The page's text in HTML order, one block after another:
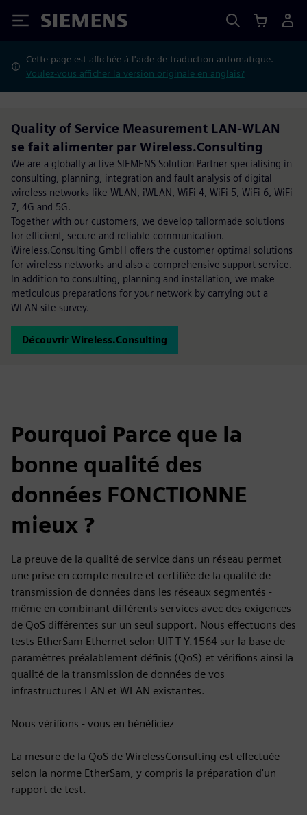
Siemens
Cette page est affichée à l'aide de traduction automatique.
Voulez-vous afficher la version originale en anglais?
Quality of Service Measurement LAN-WLAN
se fait alimenter par Wireless.Consulting
We are a globally active SIEMENS Solution Partner specialising in
consulting, planning, integration and fault analysis of digital
wireless networks like WLAN, iWLAN, WiFi 4, WiFi 5, WiFi 6, WiFi
7, 4G and 5G.
Together with our customers, we develop tailormade solutions
for efficient, secure and reliable communication.
Wireless.Consulting GmbH offers the customer optimal solutions
for wireless networks and also a comprehensive support service.
In addition to consulting, planning and installation, we make
meticulous preparations for your network by carrying out a
WLAN site survey.
Découvrir Wireless.Consulting
Pourquoi Parce que la
bonne qualité des
données FONCTIONNE
mieux ?
La preuve de la qualité de service dans un réseau permet
une prise en compte neutre et certifiée de la qualité de
transmission de données dans les réseaux segmentés -
même en combinant différents services avec des exigences
de QoS différentes sur un seul support. Nous effectuons des
tests EtherSam Ethernet selon UIT-T Y.1564 sur la base de
paramètres préalablement définis (QoS) et vérifions ainsi la
qualité de la transmission de données de vos
infrastructures LAN et WLAN existantes.
Nous vérifions - vous en bénéficiez
La mesure de la QoS de WirelessConsulting est effectuée
selon la norme EtherSam, y compris la préparation d'un
rapport de test.